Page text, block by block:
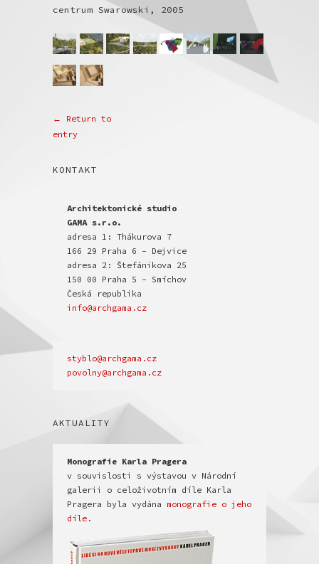
centrum Swarowski, 2005
← Return to
entry
KONTAKT
Architektonické studio
GAMA s.r.o.
adresa 1: Thákurova 7
166 29 Praha 6 - Dejvice
adresa 2: Štefánikova 25
150 00 Praha 5 - Smíchov
info@archgama.cz
povolny@archgama.cz
AKTUALITY
v souvislosti s výstavou v Národní
galerii o celoživotním díle Karla
Pragera byla vydána monografie o jeho
díle